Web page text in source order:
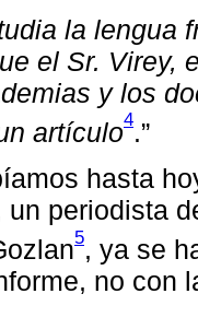
la lengua
el Sr. Virey,
y los
artículo4.”
hasta
un periodista
5, ya se
no con